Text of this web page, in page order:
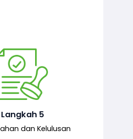
Langkah 5
dan Kelulusan
menilai permohonan
pengesahan serta
sekiranya semuanya
syarat ditetapkan.